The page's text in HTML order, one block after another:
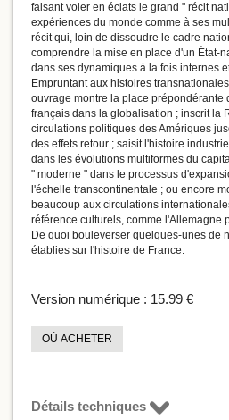
faisant voler en éclats le grand " récit
expériences du monde comme à ses
récit qui, loin de dissoudre le cadre
comprendre la mise en place d'un État-
dans ses dynamiques à la fois internes
Empruntant aux histoires
ouvrage montre la place prépondérante
français dans la globalisation ; inscrit la
circulations politiques des Amériques
des effets retour ; saisit l'histoire
dans les évolutions multiformes du
" moderne " dans le processus
l'échelle transcontinentale ; ou encore
beaucoup aux circulations
référence culturels, comme l'Allemagne
De quoi bouleverser quelques-unes de
établies sur l'histoire de France.
Version numérique : 15.99 €
OÙ ACHETER
Détails techniques